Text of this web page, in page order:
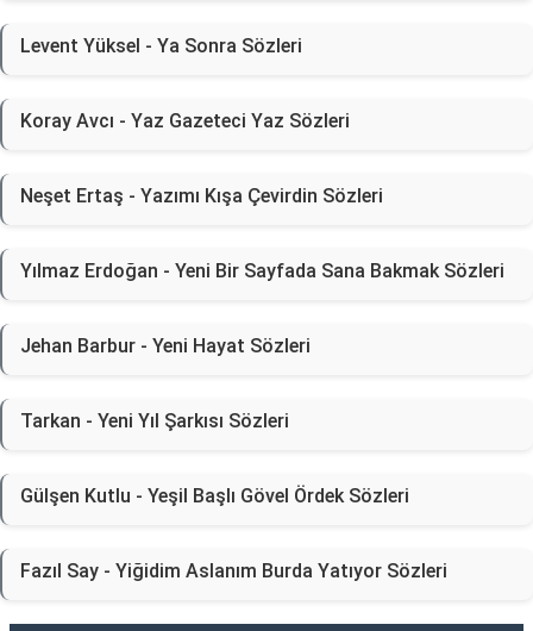
Levent Yüksel - Ya Sonra Sözleri
Koray Avcı - Yaz Gazeteci Yaz Sözleri
Neşet Ertaş - Yazımı Kışa Çevirdin Sözleri
Yılmaz Erdoğan - Yeni Bir Sayfada Sana Bakmak Sözleri
Jehan Barbur - Yeni Hayat Sözleri
Tarkan - Yeni Yıl Şarkısı Sözleri
Gülşen Kutlu - Yeşil Başlı Gövel Ördek Sözleri
Fazıl Say - Yiğidim Aslanım Burda Yatıyor Sözleri